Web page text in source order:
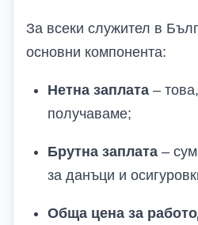
За всеки служител в
основни компонента:
Нетна заплата –
получаваме;
Брутна заплата –
за данъци и
Обща цена за